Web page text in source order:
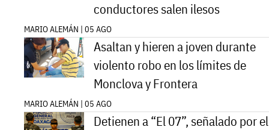
conductores salen ilesos
MARIO ALEMÁN | 05 AGO
Asaltan y hieren a joven durante
violento robo en los límites de
Monclova y Frontera
MARIO ALEMÁN | 05 AGO
Detienen a “El 07”, señalado por el